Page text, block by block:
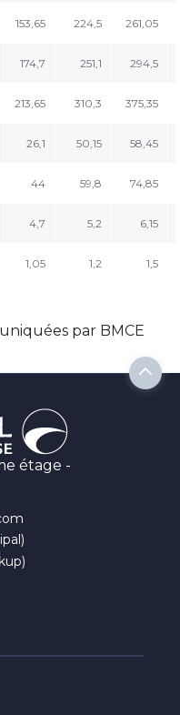
153,65 224,5 261,05
174,7 251,1 294,5
213,65 310,3 375,35
26,1 50,15 58,45
44 59,8 74,85
4,7 5,2 6,15
1,05 1,2 1,5
par BMCE
étage -